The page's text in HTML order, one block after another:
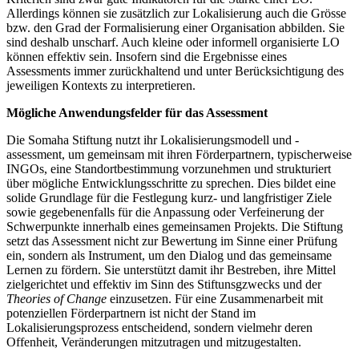
Allerdings können sie zusätzlich zur Lokalisierung auch die Grösse
bzw. den Grad der Formalisierung einer Organisation abbilden. Sie
sind deshalb unscharf. Auch kleine oder informell organisierte LO
können effektiv sein. Insofern sind die Ergebnisse eines
Assessments immer zurückhaltend und unter Berücksichtigung des
jeweiligen Kontexts zu interpretieren.
Mögliche Anwendungsfelder für das Assessment
Die Somaha Stiftung nutzt ihr Lokalisierungsmodell und -
assessment, um gemeinsam mit ihren Förderpartnern, typischerweise
INGOs, eine Standortbestimmung vorzunehmen und strukturiert
über mögliche Entwicklungsschritte zu sprechen. Dies bildet eine
solide Grundlage für die Festlegung kurz- und langfristiger Ziele
sowie gegebenenfalls für die Anpassung oder Verfeinerung der
Schwerpunkte innerhalb eines gemeinsamen Projekts. Die Stiftung
setzt das Assessment nicht zur Bewertung im Sinne einer Prüfung
ein, sondern als Instrument, um den Dialog und das gemeinsame
Lernen zu fördern. Sie unterstützt damit ihr Bestreben, ihre Mittel
zielgerichtet und effektiv im Sinn des Stiftunsgzwecks und der
Theories of Change einzusetzen. Für eine Zusammenarbeit mit
potenziellen Förderpartnern ist nicht der Stand im
Lokalisierungsprozess entscheidend, sondern vielmehr deren
Offenheit, Veränderungen mitzutragen und mitzugestalten.